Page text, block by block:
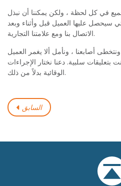
في كل لحظة ، ولكن يمكننا أن نبذل
سيحصل عليها العميل قبل وأثناء وبعد
الاتصال بنا ومع علامتنا التجارية.
أصابعنا ، ونأمل ألا يغمر العميل
بتعليقات سلبية. دعنا نختار الإجراءات
الوقائية بدلاً من ذلك.
السابق